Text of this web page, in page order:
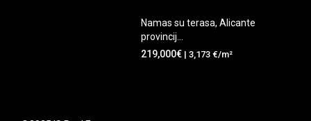
Namas su terasa, Alicante
provincij...
219,000€ | 3,173 €/m²